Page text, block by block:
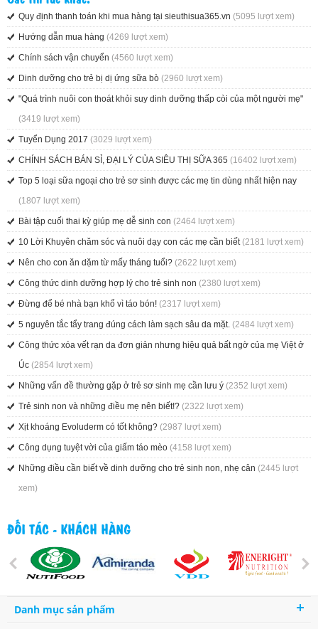
Quy định thanh toán khi mua hàng tại sieuthisua365.vn (5095 lượt xem)
Hướng dẫn mua hàng (4269 lượt xem)
Chính sách vận chuyển (4560 lượt xem)
Dinh dưỡng cho trẻ bị dị ứng sữa bò (2960 lượt xem)
"Quá trình nuôi con thoát khỏi suy dinh dưỡng thấp còi của một người mẹ"
(3419 lượt xem)
Tuyển Dụng 2017 (3029 lượt xem)
CHÍNH SÁCH BÁN SỈ, ĐẠI LÝ CỦA SIÊU THỊ SỮA 365 (16402 lượt xem)
Top 5 loại sữa ngoại cho trẻ sơ sinh được các mẹ tin dùng nhất hiện nay
(1807 lượt xem)
Bài tập cuối thai kỳ giúp mẹ dễ sinh con (2464 lượt xem)
10 Lời Khuyên chăm sóc và nuôi dạy con các mẹ cần biết (2181 lượt xem)
Nên cho con ăn dặm từ mấy tháng tuổi? (2622 lượt xem)
Công thức dinh dưỡng hợp lý cho trẻ sinh non (2380 lượt xem)
Đừng để bé nhà bạn khổ vì táo bón! (2317 lượt xem)
5 nguyên tắc tẩy trang đúng cách làm sạch sâu da mặt. (2484 lượt xem)
Công thức xóa vết rạn da đơn giản nhưng hiệu quả bất ngờ của mẹ Việt ở
Úc (2854 lượt xem)
Những vấn đề thường gặp ở trẻ sơ sinh mẹ cần lưu ý (2352 lượt xem)
Trẻ sinh non và những điều mẹ nên biết!? (2322 lượt xem)
Xịt khoáng Evoluderm có tốt không? (2987 lượt xem)
Công dụng tuyệt vời của giấm táo mèo (4158 lượt xem)
Những điều cần biết về dinh dưỡng cho trẻ sinh non, nhẹ cân (2445 lượt
xem)
ĐỐI TÁC - KHÁCH HÀNG
Danh mục sản phẩm